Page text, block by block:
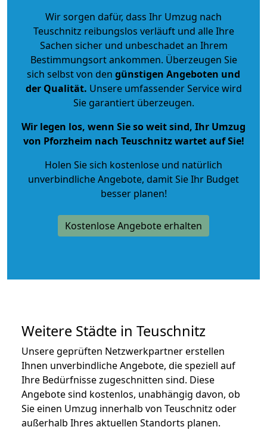
Wir sorgen dafür, dass Ihr Umzug nach
Teuschnitz reibungslos verläuft und alle Ihre
Sachen sicher und unbeschadet an Ihrem
Bestimmungsort ankommen. Überzeugen Sie
sich selbst von den günstigen Angeboten und
der Qualität. Unsere umfassender Service wird
Sie garantiert überzeugen.
Wir legen los, wenn Sie so weit sind, Ihr Umzug
von Pforzheim nach Teuschnitz wartet auf Sie!
Holen Sie sich kostenlose und natürlich
unverbindliche Angebote, damit Sie Ihr Budget
besser planen!
Kostenlose Angebote erhalten
Weitere Städte in Teuschnitz
Unsere geprüften Netzwerkpartner erstellen
Ihnen unverbindliche Angebote, die speziell auf
Ihre Bedürfnisse zugeschnitten sind. Diese
Angebote sind kostenlos, unabhängig davon, ob
Sie einen Umzug innerhalb von Teuschnitz oder
außerhalb Ihres aktuellen Standorts planen.